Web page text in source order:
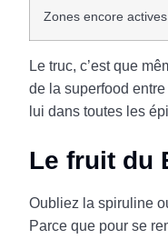
Zones encore actives
Le truc, c’est que
de la superfood
lui dans toutes les
Le fruit du
Oubliez la spiruline
Parce que pour se